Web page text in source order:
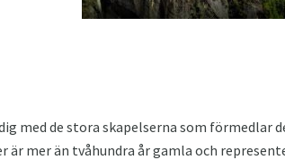
med de stora skapelserna som förmedlar
mer än tvåhundra år gamla och